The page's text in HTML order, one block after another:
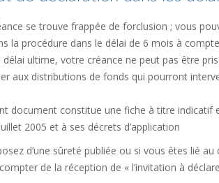
se trouve frappée de forclusion ; vous
la procédure dans le délai de 6 mois à
ultime, votre créance ne peut pas être
aux distributions de fonds qui pourront
document constitue une fiche à titre indicatif
2005 et à ses décrets d’application
d’une sûreté publiée ou si vous êtes lié
de la réception de « l’invitation à